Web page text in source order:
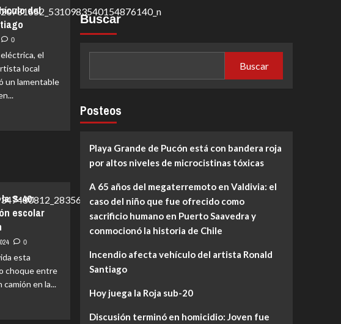
del
0
el
local
un lamentable
S-40:
escolar
0
esta
choque entre
en la...
Buscar
Buscar
Posteos
Playa Grande de Pucón está con bandera roja
por altos niveles de microcistinas tóxicas
A 65 años del megaterremoto en Valdivia: el
caso del niño que fue ofrecido como
sacrificio humano en Puerto Saavedra y
conmocionó la historia de Chile
Incendio afecta vehículo del artista Ronald
Santiago
Hoy juega la Roja sub-20
Discusión terminó en homicidio: Joven fue